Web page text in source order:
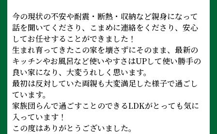
今の現状の不安や耐震・断熱・収納など親身になって
話を聞いてくださり、こまめに連絡をくださり、安心
してお任せすることができました！
生まれ育ってきたこの家を壊さずにそのまま、最新の
キッチンやお風呂など使いやすさはUPして使い勝手の
良い家になり、大変うれしく思います。
最初は反対していた両親も大変満足した様子で過ごし
ています。
家族団らんで過ごすことのできるLDKがとっても気に
入っています！
この度はありがとうございました。